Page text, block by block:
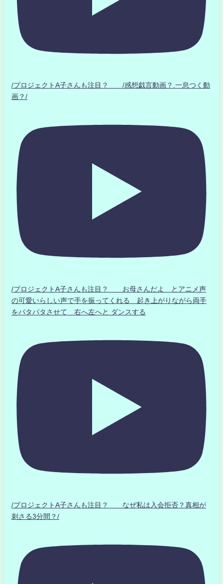
/プロジェクトA子さんも注目？ /感想戯言動画？.一息つく動
画？/
/プロジェクトA子さんも注目？ お母さんだよ とアニメ声
の可愛いらしい声で手を振ってくれる 起き上がりながら両手
をパタパタさせて 右へ左へと ダンスする
/プロジェクトA子さんも注目？ なぜ私は入会拒否？真相が
刺さる3分間？/